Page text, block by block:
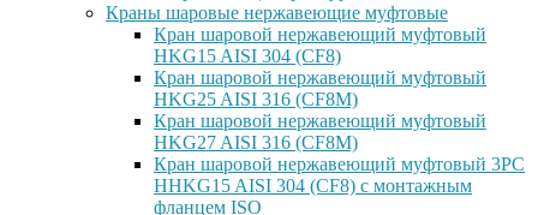
Краны шаровые нержавеющие муфтовые
Кран шаровой нержавеющий муфтовый
HKG15 AISI 304 (CF8)
Кран шаровой нержавеющий муфтовый
HKG25 AISI 316 (CF8M)
Кран шаровой нержавеющий муфтовый
HKG27 AISI 316 (CF8M)
Кран шаровой нержавеющий муфтовый 3PC
HHKG15 AISI 304 (CF8) с монтажным
фланцем ISO